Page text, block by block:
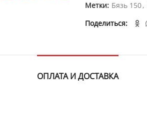
Метки: Бязь 150,
Поделиться
ОПЛАТА И ДОСТАВКА